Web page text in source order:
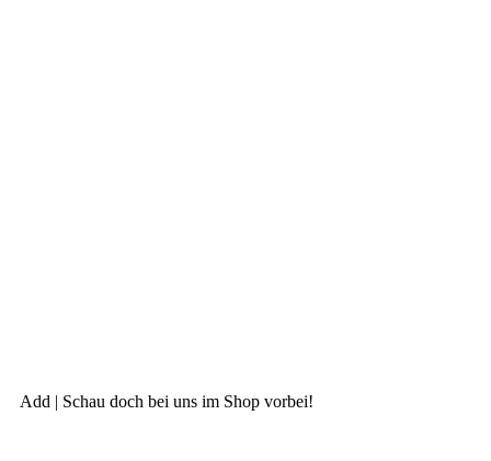
Add | Schau doch bei uns im Shop vorbei!